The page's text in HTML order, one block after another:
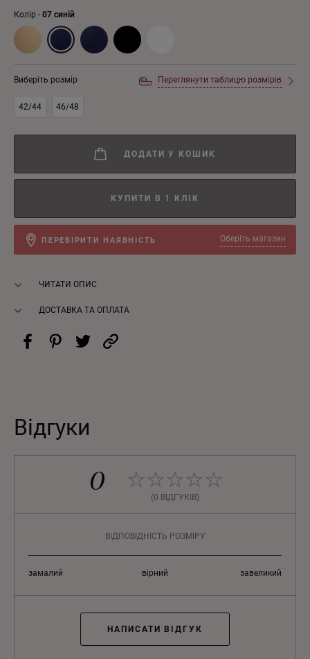
Колір - 07 синій
Виберіть розмір Переглянути таблицю розмірів
42/44 46/48
ДОДАТИ У КОШИК
КУПИТИ В 1 КЛІК
ПЕРЕВІРИТИ НАЯВНІСТЬ Оберіть магазин
ЧИТАТИ ОПИС
ДОСТАВКА ТА ОПЛАТА
Відгуки
0
(0 ВІДГУКІВ)
ВІДПОВІДНІСТЬ РОЗМІРУ
замалий вірний завеликий
НАПИСАТИ ВІДГУК